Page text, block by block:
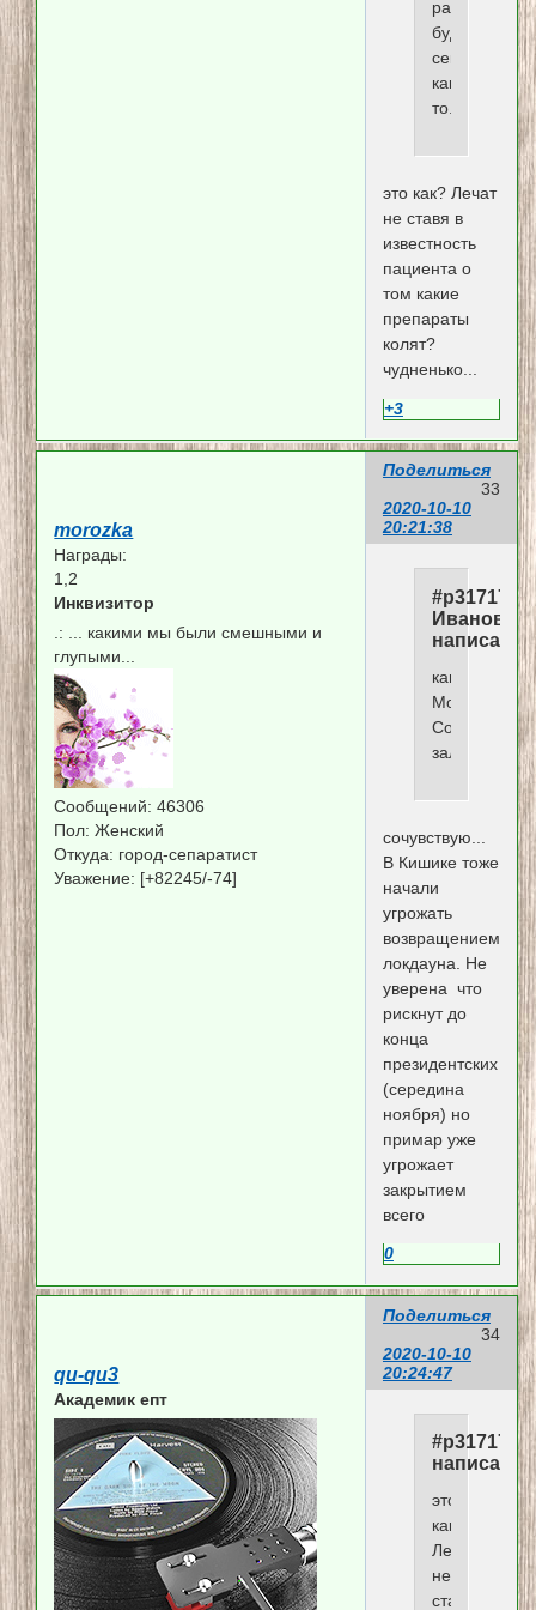
будто
секрет
какой
то.
это как? Лечат
не ставя в
известность
пациента о
том какие
препараты
колят?
чудненько...
+3
Поделиться
33
2020-10-10
20:21:38
morozka
Награды:
1,2
Инквизитор
.: ... какими мы были смешными и
глупыми...
Сообщений: 46306
Пол: Женский
Откуда: город-сепаратист
Уважение: [+82245/-74]
Иванович
капец
Москве,ща
Собянин
залютует...
сочувствую...
В Кишике тоже
начали
угрожать
возвращением
локдауна. Не
уверена что
рискнут до
конца
президентских
(середина
ноября) но
примар уже
угрожает
закрытием
всего
0
Поделиться
34
2020-10-10
20:24:47
qu-qu3
Академик епт
это
как?
Лечат
не
ставя